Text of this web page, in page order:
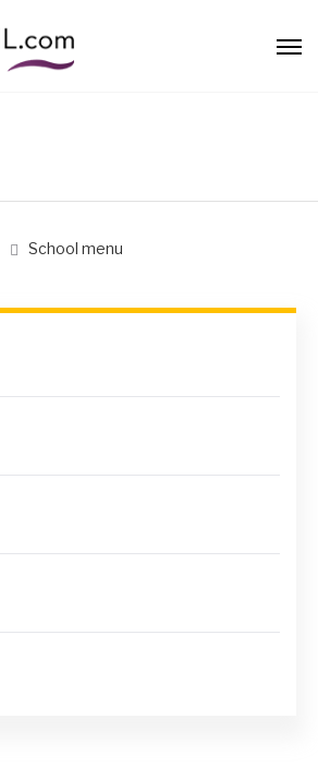
School menu